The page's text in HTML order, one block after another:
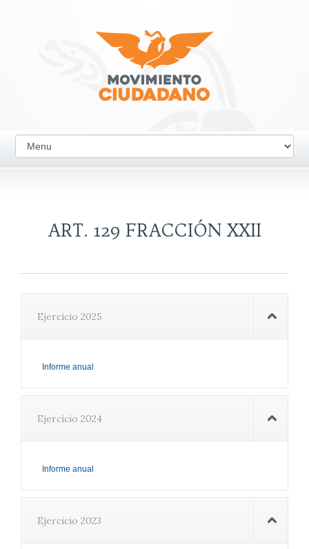
ART. 129 FRACCIÓN XXII
Ejercicio 2025
Informe anual
Ejercicio 2024
Informe anual
Ejercicio 2023